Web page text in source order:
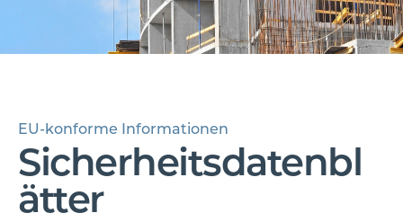
EU-konforme Informationen
Sicherheitsdatenbl
ätter